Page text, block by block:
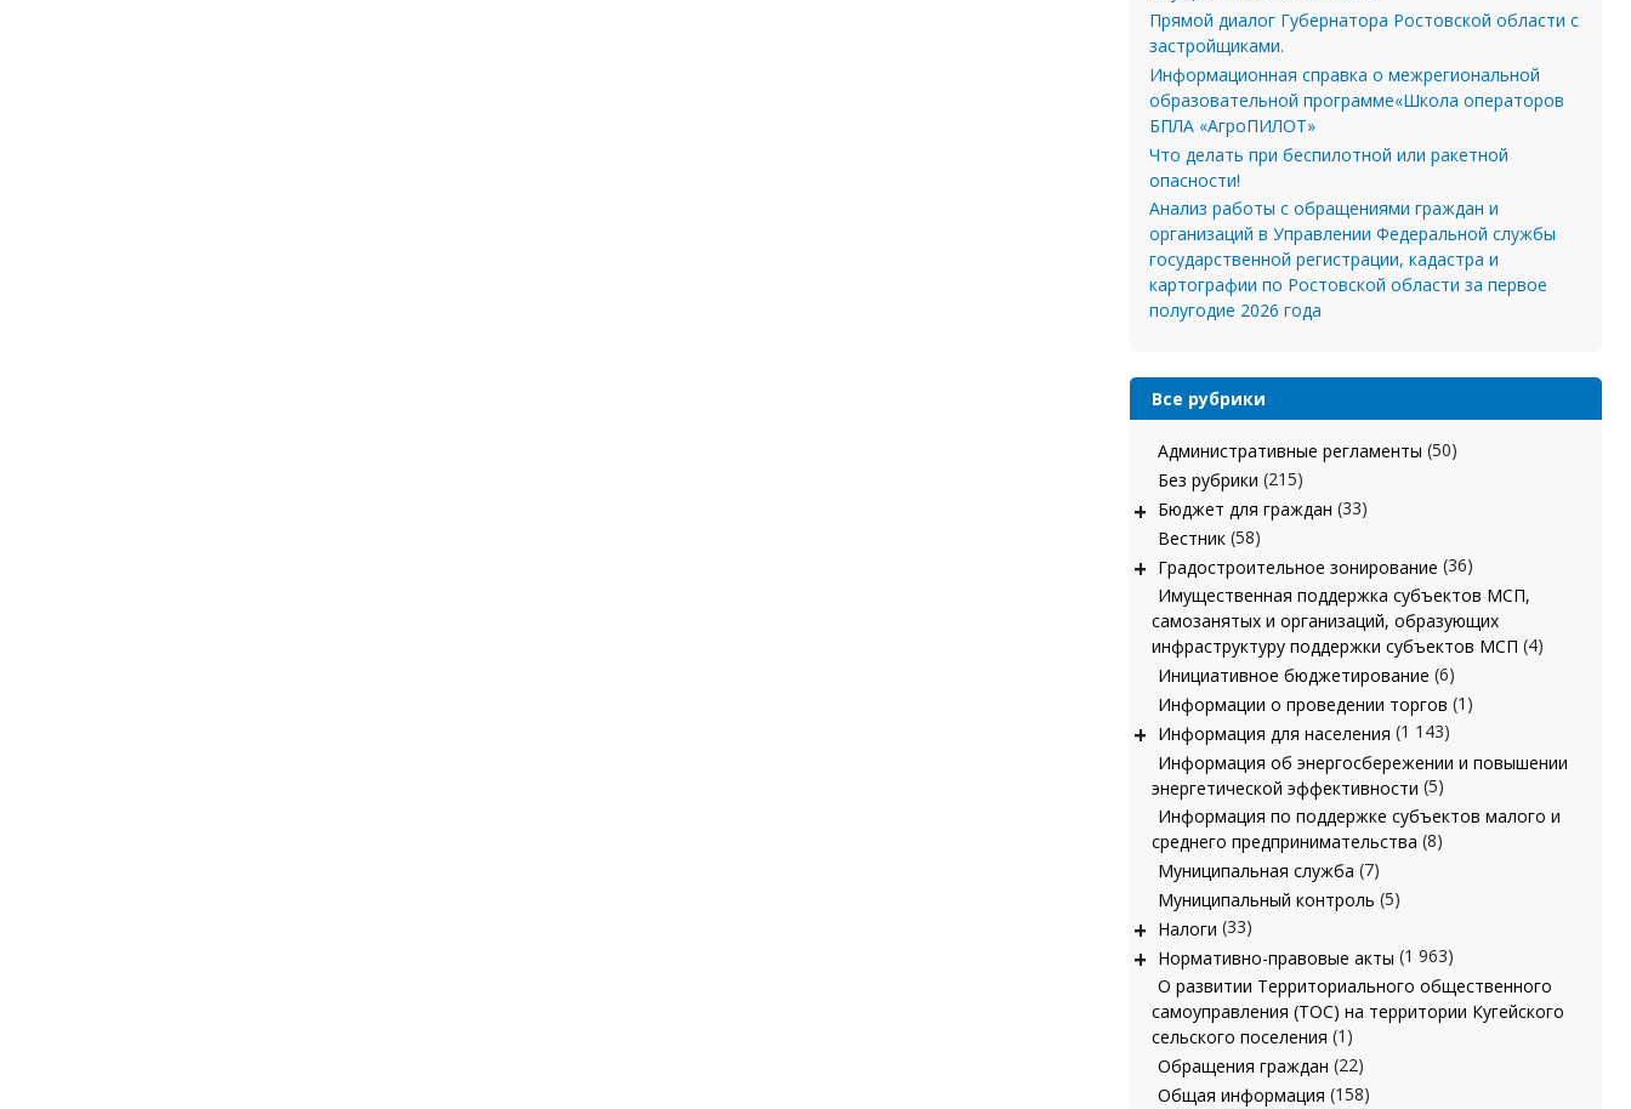
Прямой диалог Губернатора Ростовской области с
застройщиками.
Информационная справка о межрегиональной
образовательной программе«Школа операторов
БПЛА «АгроПИЛОТ»
Что делать при беспилотной или ракетной
опасности!
Анализ работы с обращениями граждан и
организаций в Управлении Федеральной службы
государственной регистрации, кадастра и
картографии по Ростовской области за первое
полугодие 2026 года
Все рубрики
Административные регламенты (50)
Без рубрики (215)
+ Бюджет для граждан (33)
Вестник(58)
+ Градостроительное зонирование (36)
Имущественная поддержка субъектов МСП,
самозанятых и организаций, образующих
инфраструктуру поддержки субъектов МСП (4)
Инициативное бюджетирование (6)
Информации о проведении торгов (1)
+ Информация для населения (1 143)
Информация об энергосбережении и повышении
энергетической эффективности (5)
Информация по поддержке субъектов малого и
среднего предпринимательства (8)
Муниципальная служба (7)
Муниципальный контроль (5)
+ Налоги (33)
+ Нормативно-правовые акты (1 963)
О развитии Территориального общественного
самоуправления (ТОС) на территории Кугейского
сельского поселения (1)
Обращения граждан (22)
Общая информация (158)